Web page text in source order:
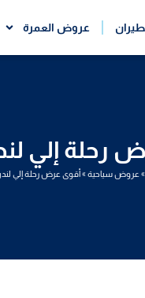
عروض العمرة
رحلة إلي
» عروض سياحية»أقوى عرض رحلة إلي